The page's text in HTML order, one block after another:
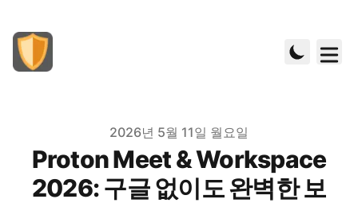
2026년 5월 11일 월요일
Proton Meet & Workspace
2026: 구글 없이도 완벽한 보